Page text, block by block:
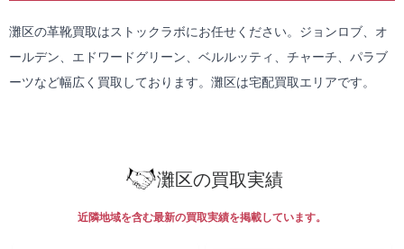
灘区の革靴買取はストックラボにお任せください。ジョンロブ、オ
ールデン、エドワードグリーン、ベルルッティ、チャーチ、パラブ
ーツなど幅広く買取しております。灘区は宅配買取エリアです。
灘区の買取実績
近隣地域を含む最新の買取実績を掲載しています。